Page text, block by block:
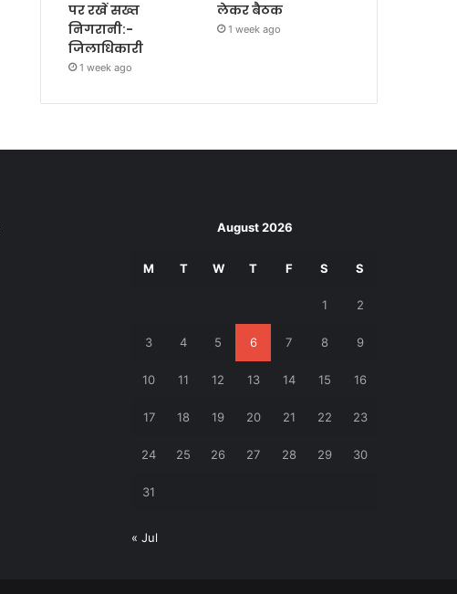
पर रखें सख्त
निगरानी:-
जिलाधिकारी
1 week ago
लेकर बैठक
1 week ago
August 2026
M T W T F S S
1 2
3 4 5 6 7 8 9
10 11 12 13 14 15 16
17 18 19 20 21 22 23
24 25 26 27 28 29 30
31
« Jul